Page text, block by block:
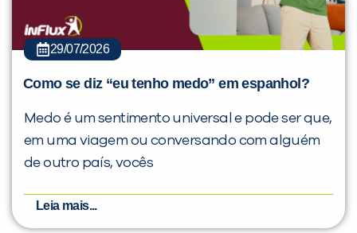
29/07/2026
Como se diz “eu tenho medo” em espanhol?
Medo é um sentimento universal e pode ser que,
em uma viagem ou conversando com alguém
de outro país, vocês
Leia mais...